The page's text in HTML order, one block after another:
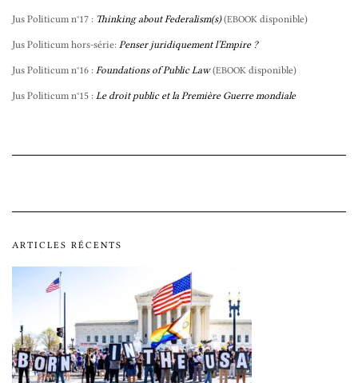
Jus Politicum n°17 : Thinking about Federalism(s) (EBOOK disponible)
Jus Politicum hors-série: Penser juridiquement l’Empire ?
Jus Politicum n°16 : Foundations of Public Law (EBOOK disponible)
Jus Politicum n°15 : Le droit public et la Première Guerre mondiale
ARTICLES RÉCENTS